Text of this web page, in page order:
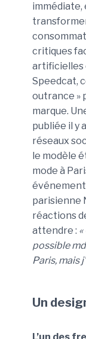
immédiate,
critiques
artificielles
Speedcat,
outrance »
marque.
publiée il y
réseaux
le modèle
mode à
événement
parisienne
réactions
attendre :
possible
Paris, mais
Un
L’un des